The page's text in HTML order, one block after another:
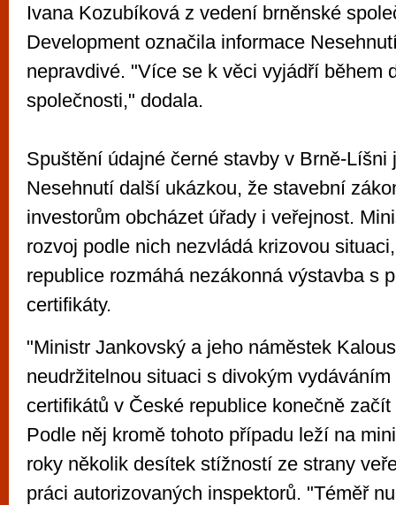
Ivana Kozubíková z vedení brněnské
Development označila informace
nepravdivé. "Více se k věci vyjádří během
společnosti," dodala.
Spuštění údajné černé stavby v Brně-Líšni
Nesehnutí další ukázkou, že stavební
investorům obcházet úřady i veřejnost.
rozvoj podle nich nezvládá krizovou
republice rozmáhá nezákonná výstavba s
certifikáty.
"Ministr Jankovský a jeho náměstek
neudržitelnou situaci s divokým
certifikátů v České republice konečně
Podle něj kromě tohoto případu leží na
roky několik desítek stížností ze strany
práci autorizovaných inspektorů. "Téměř